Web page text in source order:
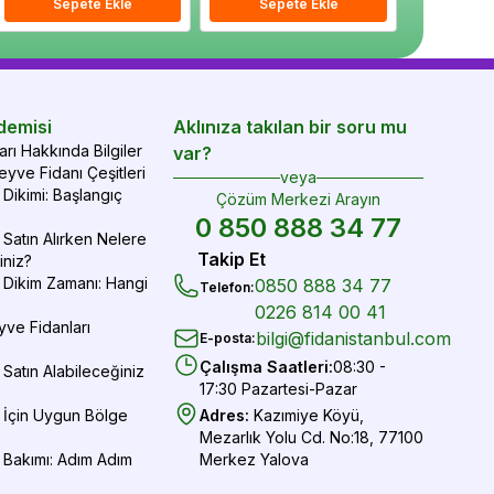
Sepete Ekle Sepete Ekle
Sepete Ekle Sepete Ekle
Hakkında Bilgiler
Fidanı Çeşitleri
Başlangıç
Alırken Nelere
Zamanı: Hangi
Fidanları
Alabileceğiniz
İçin Uygun Bölge
Adım Adım
Aklınıza takılan bir soru mu
var?
veya
Çözüm Merkezi Arayın
0 850 888 34 77
Takip Et
Telefon:0850 888 34 77
0226 814 00 41
E-posta:bilgi@fidanistanbul.com
Çalışma Saatleri:08:30 -
17:30 Pazartesi-Pazar
Adres: Kazımiye Köyü,
Mezarlık Yolu Cd. No:18, 77100
Merkez Yalova